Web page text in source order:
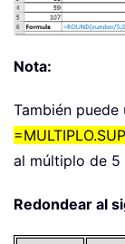
Nota:
También
al múltiplo de 5
Redondear al